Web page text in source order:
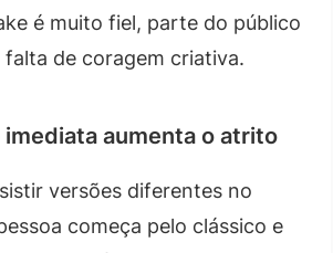
é muito fiel, parte do público
de coragem criativa.
imediata aumenta o atrito
versões diferentes no
começa pelo clássico e